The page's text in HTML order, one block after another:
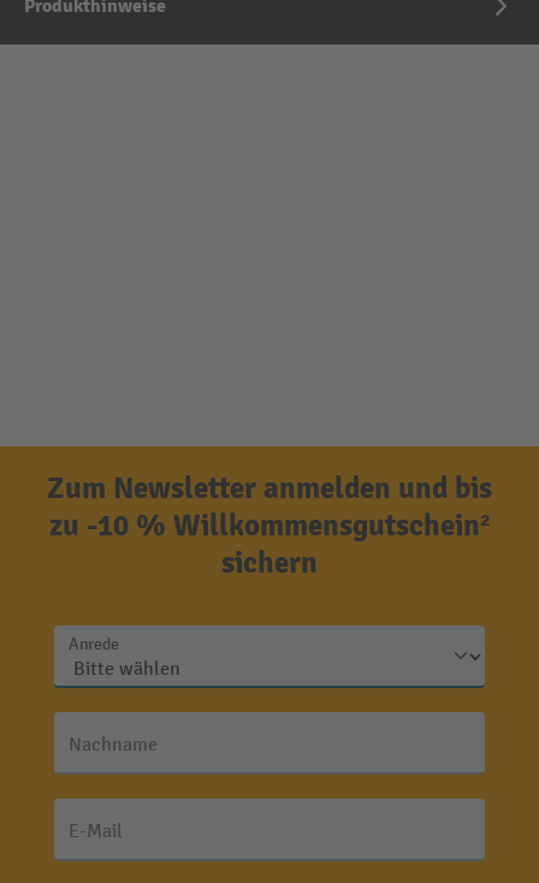
Produkthinweise
Zum Newsletter anmelden und bis
zu -10 % Willkommensgutschein²
sichern
Anrede
Nachname
E-Mail